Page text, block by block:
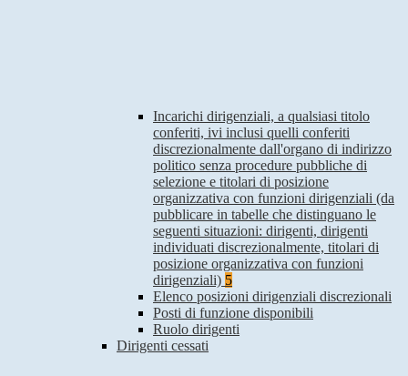
Incarichi dirigenziali, a qualsiasi titolo
conferiti, ivi inclusi quelli conferiti
discrezionalmente dall'organo di indirizzo
politico senza procedure pubbliche di
selezione e titolari di posizione
organizzativa con funzioni dirigenziali (da
pubblicare in tabelle che distinguano le
seguenti situazioni: dirigenti, dirigenti
individuati discrezionalmente, titolari di
posizione organizzativa con funzioni
dirigenziali) 5
Elenco posizioni dirigenziali discrezionali
Posti di funzione disponibili
Ruolo dirigenti
Dirigenti cessati